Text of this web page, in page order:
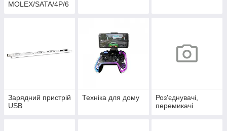
MOLEX/SATA/4P/6
Зарядний пристрій
USB
Техніка для дому
Роз'єднувачі,
перемикачі